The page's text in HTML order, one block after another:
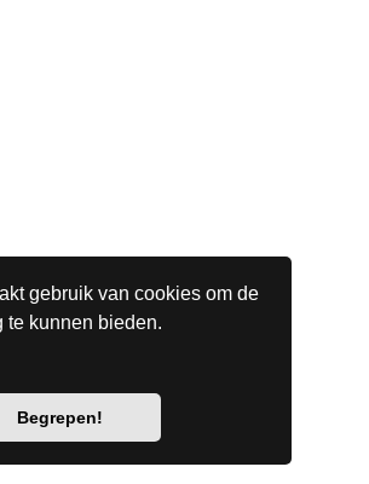
gebruik van cookies om de
te kunnen bieden.
Begrepen!